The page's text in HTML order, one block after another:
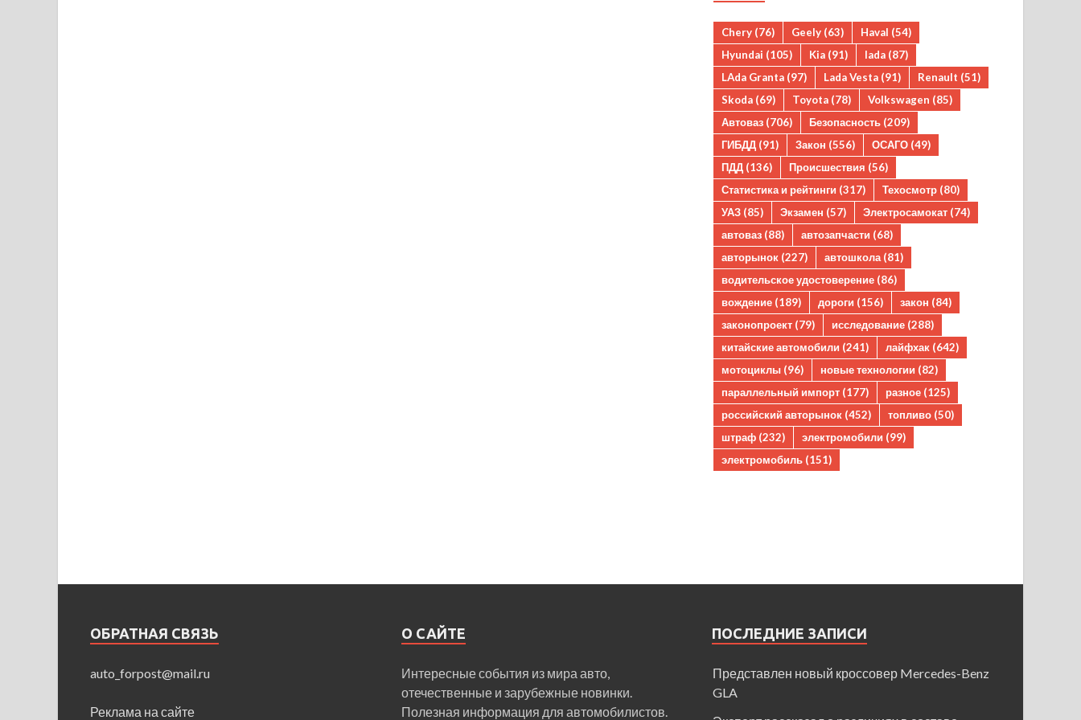
Chery (76) Geely (63) Haval (54)
Hyundai (105) Kia (91) lada (87)
LAda Granta (97) Lada Vesta (91) Renault (51)
Skoda (69) Toyota (78) Volkswagen (85)
Автоваз (706) Безопасность (209)
ГИБДД (91) Закон (556) ОСАГО (49)
ПДД (136) Происшествия (56)
Статистика и рейтинги (317) Техосмотр (80)
УАЗ (85) Экзамен (57) Электросамокат (74)
автоваз (88) автозапчасти (68)
авторынок (227) автошкола (81)
водительское удостоверение (86)
вождение (189) дороги (156) закон (84)
законопроект (79) исследование (288)
китайские автомобили (241) лайфхак (642)
мотоциклы (96) новые технологии (82)
параллельный импорт (177) разное (125)
российский авторынок (452) топливо (50)
штраф (232) электромобили (99)
электромобиль (151)
ОБРАТНАЯ СВЯЗЬ
auto_forpost@mail.ru
Реклама на сайте
О САЙТЕ
Интересные события из мира авто,
отечественные и зарубежные новинки.
Полезная информация для автомобилистов.
ПОСЛЕДНИЕ ЗАПИСИ
Представлен новый кроссовер Mercedes-Benz
GLA